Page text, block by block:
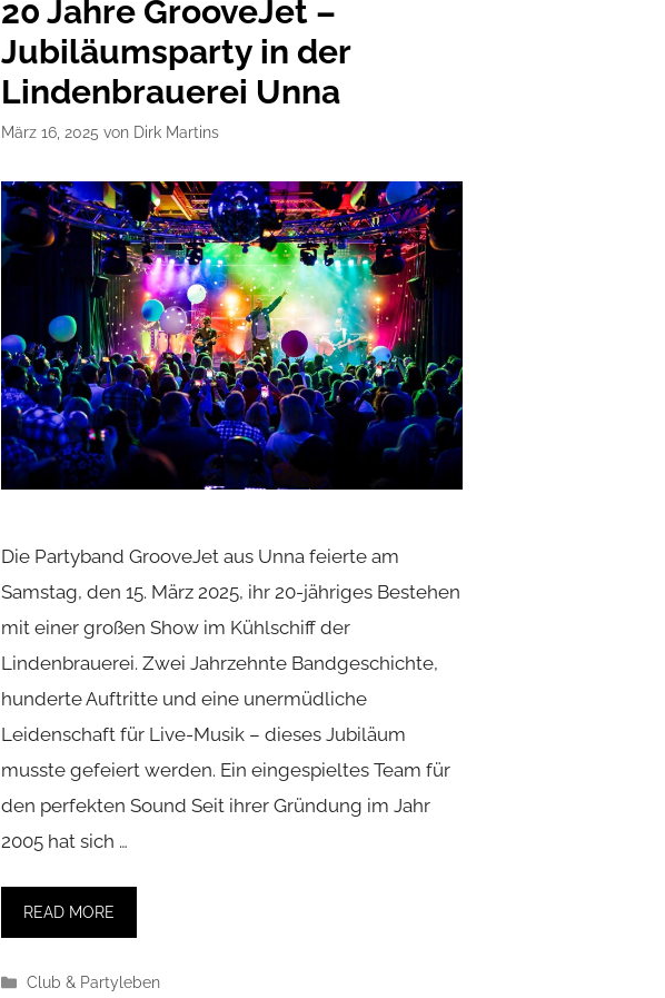
20 Jahre GrooveJet –
Jubiläumsparty in der
Lindenbrauerei Unna
März 16, 2025 von Dirk Martins
Die Partyband GrooveJet aus Unna feierte am
Samstag, den 15. März 2025, ihr 20-jähriges Bestehen
mit einer großen Show im Kühlschiff der
Lindenbrauerei. Zwei Jahrzehnte Bandgeschichte,
hunderte Auftritte und eine unermüdliche
Leidenschaft für Live-Musik – dieses Jubiläum
musste gefeiert werden. Ein eingespieltes Team für
den perfekten Sound Seit ihrer Gründung im Jahr
2005 hat sich …
READ MORE
Kategorien
Club & Partyleben